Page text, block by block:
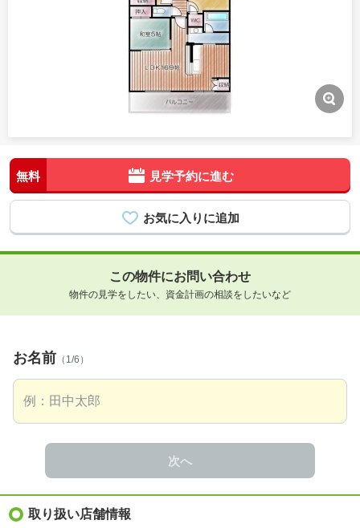
無料 見学予約に進む
この物件にお問い合わせ
物件の見学をしたい、資金計画の相談をしたいなど
お名前 （1/6）
次へ
取り扱い店舗情報